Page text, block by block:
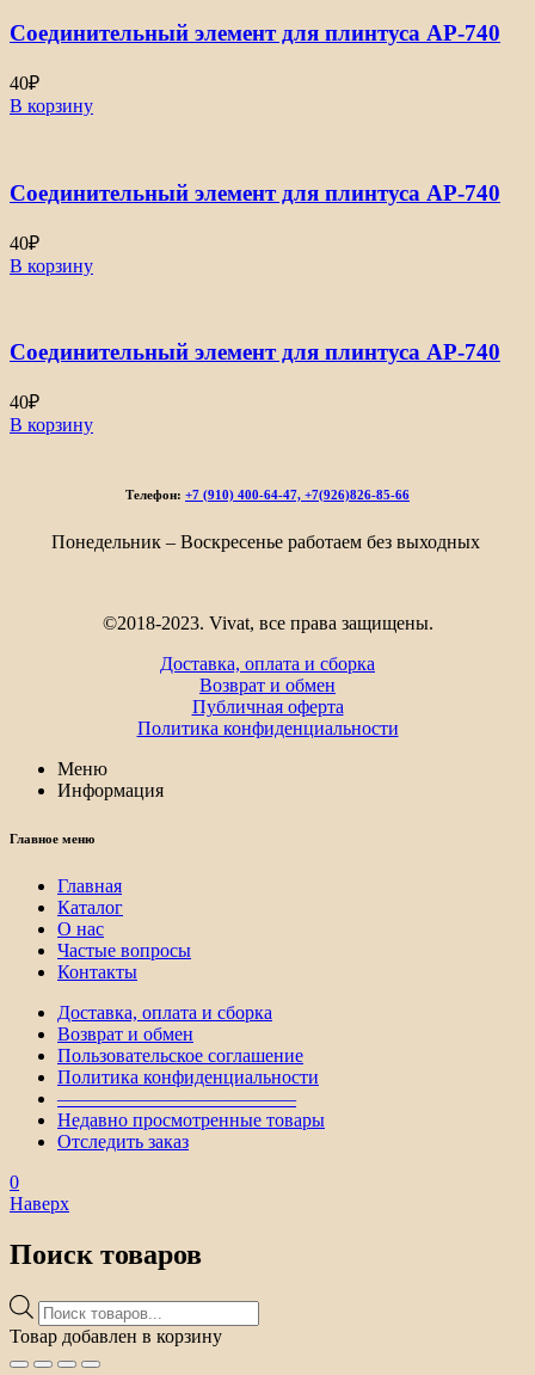
Соединительный элемент для плинтуса АР-740
40₽
В корзину
Соединительный элемент для плинтуса АР-740
40₽
В корзину
Соединительный элемент для плинтуса АР-740
40₽
В корзину
Телефон: +7 (910) 400-64-47, +7(926)826-85-66
Понедельник – Воскресенье работаем без выходных
©2018-2023. Vivat, все права защищены.
Доставка, оплата и сборка
Возврат и обмен
Публичная оферта
Политика конфиденциальности
Меню
Информация
Главное меню
Главная
Каталог
О нас
Частые вопросы
Контакты
Доставка, оплата и сборка
Возврат и обмен
Пользовательское соглашение
Политика конфиденциальности
————————————–
Недавно просмотренные товары
Отследить заказ
0
Наверх
Поиск товаров
Поиск
товаров
Товар добавлен в корзину